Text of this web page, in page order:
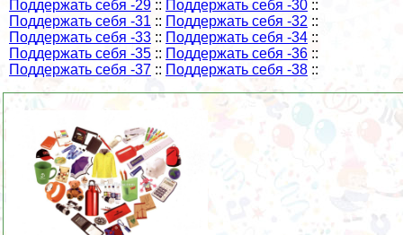
Поддержать себя -29 :: Поддержать себя -30 ::
Поддержать себя -31 :: Поддержать себя -32 ::
Поддержать себя -33 :: Поддержать себя -34 ::
Поддержать себя -35 :: Поддержать себя -36 ::
Поддержать себя -37 :: Поддержать себя -38 ::